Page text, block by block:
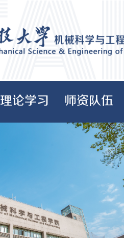
理论学习 师资队伍